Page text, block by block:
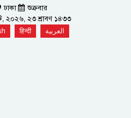
ঢাকা
শুক্রবার
২০২৬, ২৩ শ্রাবণ ১৪৩৩
हिन्दी العربية